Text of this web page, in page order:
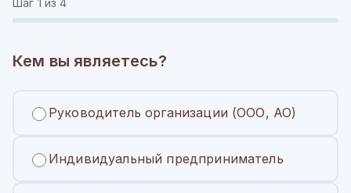
Шаг 1 из 4
Кем вы являетесь?
Руководитель организации (ООО, АО)
Индивидуальный предприниматель